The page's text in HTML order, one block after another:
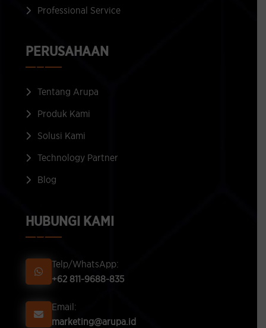
Professional Service
PERUSAHAAN
Tentang Arupa
Produk Kami
Solusi Kami
Technology Partner
Blog
HUBUNGI KAMI
Telp/WhatsApp:
+62 811-9688-835
Email:
marketing@arupa.id